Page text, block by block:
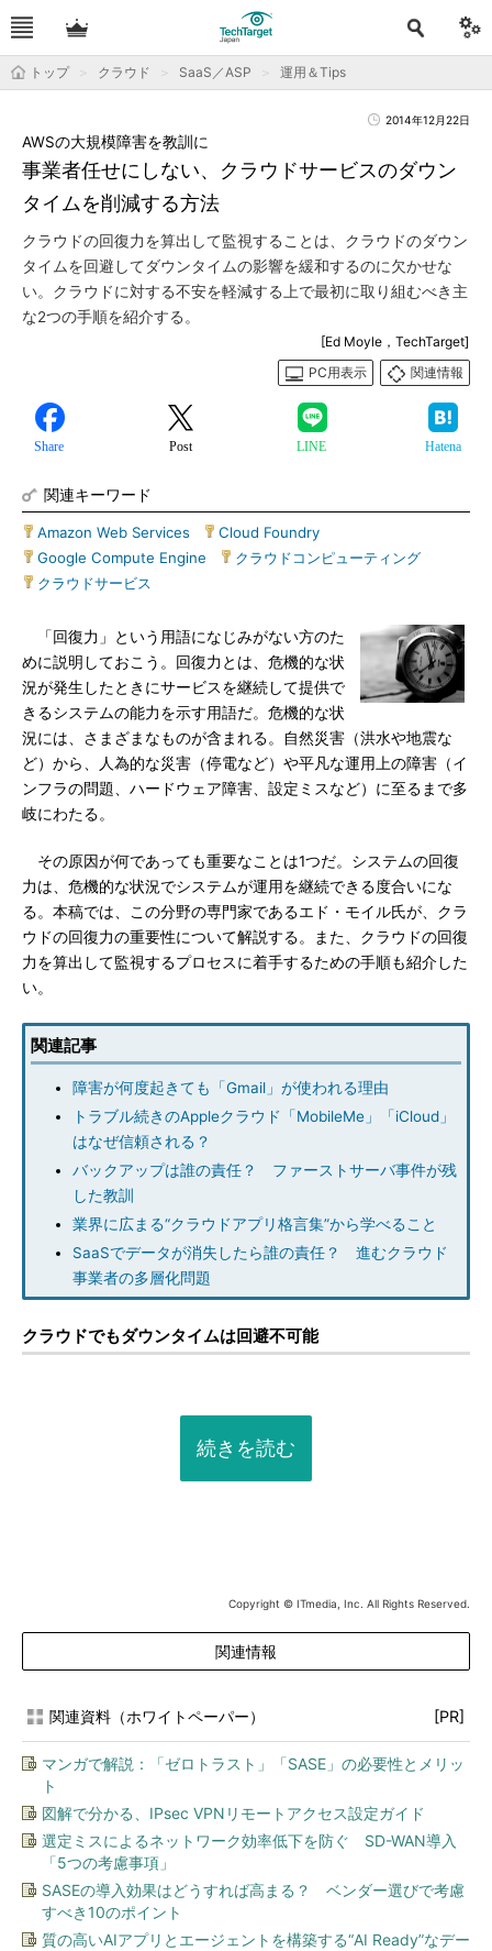
トップ クラウド SaaS／ASP 運用＆Tips
2014年12月22日
事業者任せにしない、クラウドサービスのダウン
タイムを削減する方法
AWSの大規模障害を教訓に
クラウドの回復力を算出して監視することは、クラウドのダウン
タイムを回避してダウンタイムの影響を緩和するのに欠かせな
い。クラウドに対する不安を軽減する上で最初に取り組むべき主
な2つの手順を紹介する。
[Ed Moyle，TechTarget]
PC用表示
関連情報
Share Post LINE Hatena
関連キーワード
Amazon Web Services Cloud Foundry
Google Compute Engine
クラウドコンピューティング
クラウドサービス
「回復力」という用語になじみがない方のた
めに説明しておこう。回復力とは、危機的な状
況が発生したときにサービスを継続して提供で
きるシステムの能力を示す用語だ。危機的な状
況には、さまざまなものが含まれる。自然災害（洪水や地震な
ど）から、人為的な災害（停電など）や平凡な運用上の障害（イ
ンフラの問題、ハードウェア障害、設定ミスなど）に至るまで多
岐にわたる。
その原因が何であっても重要なことは1つだ。システムの回復
力は、危機的な状況でシステムが運用を継続できる度合いにな
る。本稿では、この分野の専門家であるエド・モイル氏が、クラ
ウドの回復力の重要性について解説する。また、クラウドの回復
力を算出して監視するプロセスに着手するための手順も紹介した
い。
関連記事
障害が何度起きても「Gmail」が使われる理由
トラブル続きのAppleクラウド「MobileMe」「iCloud」
はなぜ信頼される？
バックアップは誰の責任？ ファーストサーバ事件が残
した教訓
業界に広まる“クラウドアプリ格言集”から学べること
SaaSでデータが消失したら誰の責任？ 進むクラウド
事業者の多層化問題
クラウドでもダウンタイムは回避不可能
続きを読む
Copyright © ITmedia, Inc. All Rights Reserved.
関連情報
関連資料（ホワイトペーパー） [PR]
マンガで解説：「ゼロトラスト」「SASE」の必要性とメリッ
ト
図解で分かる、IPsec VPNリモートアクセス設定ガイド
選定ミスによるネットワーク効率低下を防ぐ SD-WAN導入
「5つの考慮事項」
SASEの導入効果はどうすれば高まる？ ベンダー選びで考慮
すべき10のポイント
質の高いAIアプリとエージェントを構築する“AI Ready”なデー